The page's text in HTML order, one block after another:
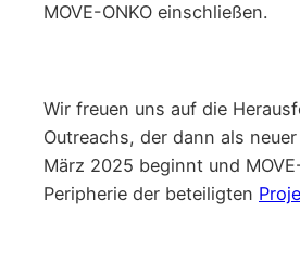
MOVE-ONKO einschließen.
Wir freuen uns auf die
Outreachs, der dann als
März 2025 beginnt und
Peripherie der beteiligten